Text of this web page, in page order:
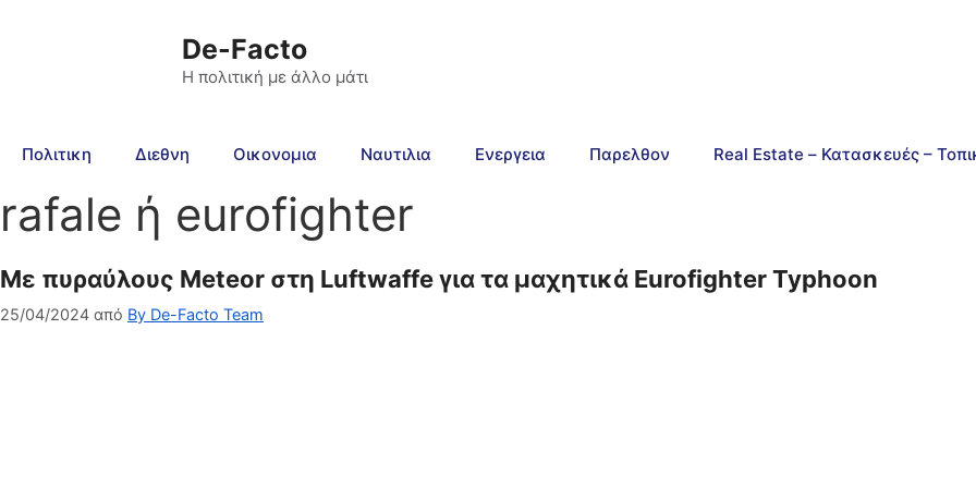
De-Facto
Η πολιτική με άλλο μάτι
Πολιτικη Διεθνη Οικονομια Ναυτιλια Ενεργεια Παρελθον Real Estate – Κατασκευές –
rafale ή eurofighter
Mε πυραύλους Meteor στη Luftwaffe για τα μαχητικά Eurofighter Typhoon
25/04/2024 από By De-Facto Team